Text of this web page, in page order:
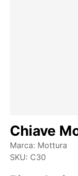
Chiave
Marca: Mottura
SKU: C30